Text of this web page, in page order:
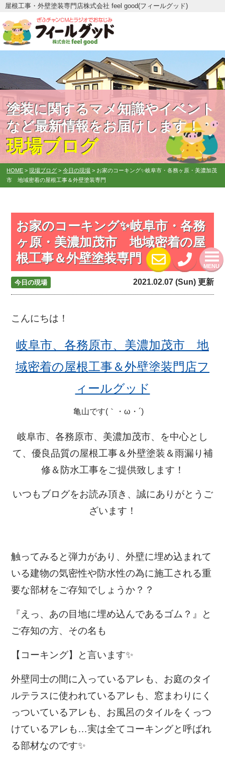
屋根工事・外壁塗装専門店株式会社 feel good(フィールグッド)
MENU
塗装に関するマメ知識やイベント
など最新情報をお届けします！
現場ブログ
HOME >現場ブログ >今日の現場 > お家のコーキング✨岐阜市・各務ヶ原・美濃加茂
市 地域密着の屋根工事＆外壁塗装専門
お家のコーキング✨岐阜市・各務
ヶ原・美濃加茂市 地域密着の屋
根工事＆外壁塗装専門
今日の現場 2021.02.07 (Sun) 更新
こんにちは！
岐阜市、各務原市、美濃加茂市 地
域密着の屋根工事＆外壁塗装門店フ
ィールグッド
亀山です(｀・ω・´)ゞ
岐阜市、各務原市、美濃加茂市、を中心とし
て、優良品質の屋根工事＆外壁塗装＆雨漏り補
修＆防水工事をご提供致します！
いつもブログをお読み頂き、誠にありがとうご
ざいます！
触ってみると弾力があり、外壁に埋め込まれて
いる建物の気密性や防水性の為に施工される重
要な部材をご存知でしょうか？？
『えっ、あの目地に埋め込んであるゴム？』と
ご存知の方、その名も
【コーキング】と言います✨
外壁同士の間に入っているアレも、お庭のタイ
ルテラスに使われているアレも、窓まわりにく
っついているアレも、お風呂のタイルをくっつ
けているアレも…実は全てコーキングと呼ばれ
る部材なのです✨